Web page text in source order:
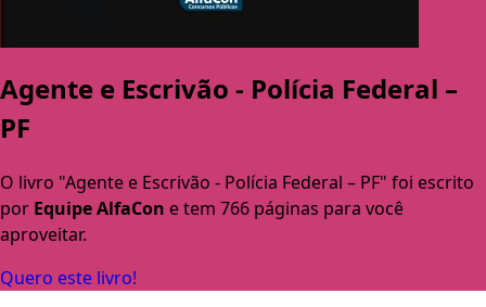
Agente e Escrivão - Polícia Federal –
PF
O livro "Agente e Escrivão - Polícia Federal – PF" foi escrito
por Equipe AlfaCon e tem 766 páginas para você
aproveitar.
Quero este livro!